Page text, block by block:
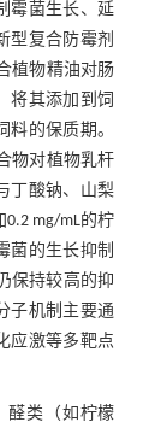
霉菌生长、延
型复合防霉剂
植物精油对肠
将其添加到饲
的保质期。
物对植物乳杆
丁酸钠、山梨
mg/mL的柠
菌的生长抑制
保持较高的抑
子机制主要通
应激等多靶点
类（如柠檬